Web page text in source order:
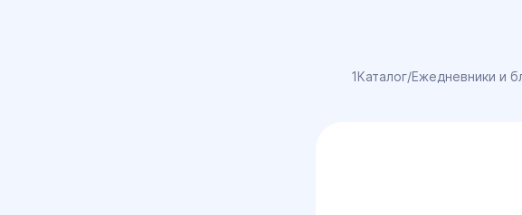
1Каталог/Ежедневники и